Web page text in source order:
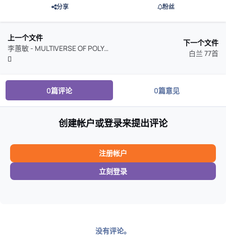
分享 粉丝
上一个文件
李蕙敏 - MULTIVERSE OF POLYGRAM 55TH ANNIVERSARY - 李蕙敏 (2026) 24bit 96kHz qobuz
下一个文件
白兰 77首
0篇评论 0篇意见
创建帐户或登录来提出评论
注册帐户
立刻登录
没有评论。